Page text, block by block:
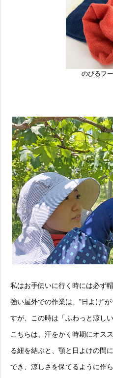
のびるフ
私はお手伝いに行く時には必ず
強い屋外での作業は、”日よけ”
すが、この時は「ふわっと涼し
こちらは、汗をかく時期にオス
る紐を結ぶと、顎と日よけの間
でき、涼しさを保てるように作